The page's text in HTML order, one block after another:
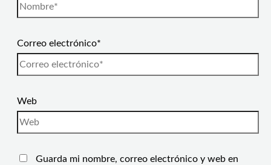
Correo electrónico*
Web
Guarda mi nombre, correo electrónico y web en